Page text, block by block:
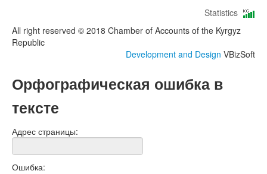
Statistics
All right reserved © 2018 Chamber of Accounts of the Kyrgyz
Republic
Development and Design VBizSoft
Орфографическая ошибка в
тексте
Адрес страницы:
Ошибка: